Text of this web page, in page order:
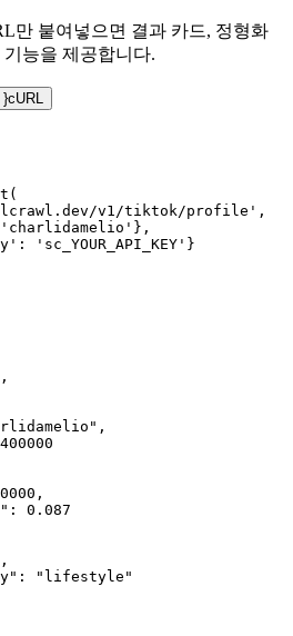
만 붙여넣으면 결과 카드, 정형화
능을 제공합니다.
}cURL
v1/tiktok/profile',
'sc_YOUR_API_KEY'}
0.087
"lifestyle"